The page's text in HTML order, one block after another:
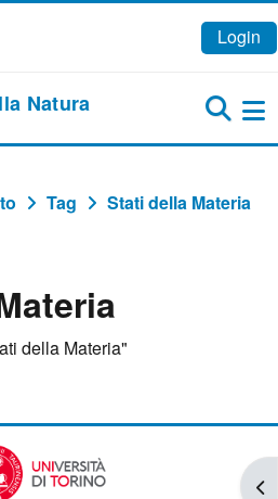
Login
Natura
Tag Stati della Materia
della Materia"